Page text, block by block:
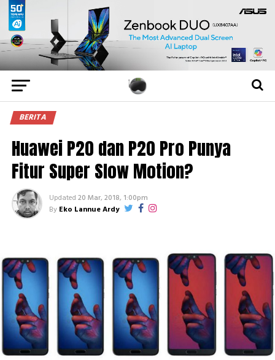
BERITA
Huawei P20 dan P20 Pro Punya
Fitur Super Slow Motion?
Updated 20 Mar, 2018, 1:00pm
By Eko Lannue Ardy